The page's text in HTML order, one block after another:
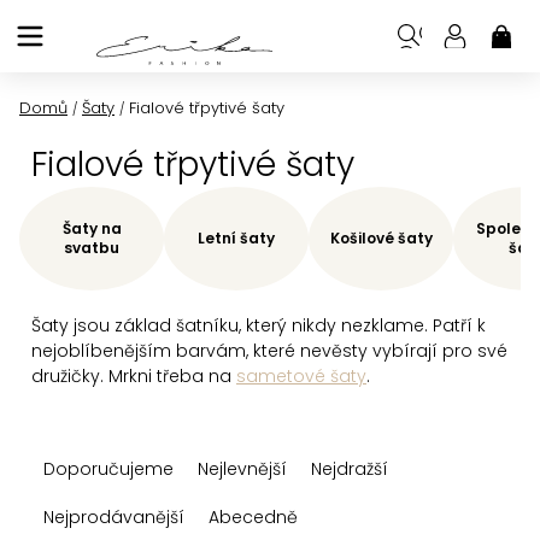
na
Domů / Šaty / Fialové třpytivé šaty
Fialové třpytivé šaty
Šaty jsou základ šatníku, který nikdy nezklame. Patří k
nejoblíbenějším barvám, které nevěsty vybírají pro své
družičky. Mrkni třeba na sametové šaty.
Šaty na
svatbu
Letní šaty Košilové šaty
aDoporučujeme Nejlevnější
Nejdražší
Nejprodávanější
Abecedně